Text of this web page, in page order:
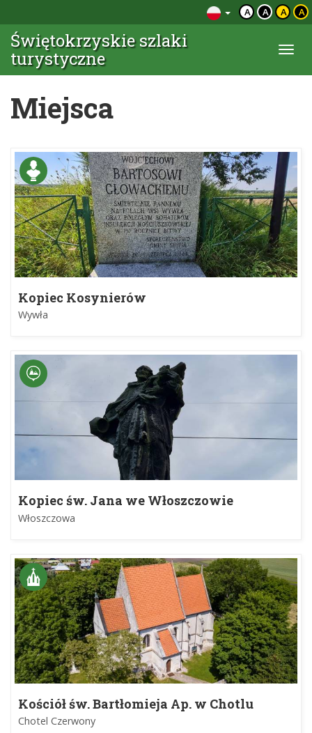
A A A A
Świętokrzyskie szlaki
turystyczne
Miejsca
Kopiec Kosynierów
Wywła
Kopiec św. Jana we Włoszczowie
Włoszczowa
Kościół św. Bartłomieja Ap. w Chotlu
Czerwonym i kryształy gipsu
Chotel Czerwony